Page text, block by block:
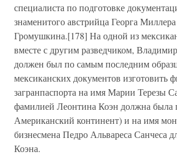
специалиста по подготовке
знаменитого австрийца Георга
Громушкина.[178] На одной из
вместе с другим разведчиком,
должен был по самым последним
мексиканских документов изготовить
загранпаспорта на имя Марии Терезы
фамилией Леонтина Коэн должна была
Американский континент) и на имя
бизнесмена Педро Альвареса Санчеса
Коэна.